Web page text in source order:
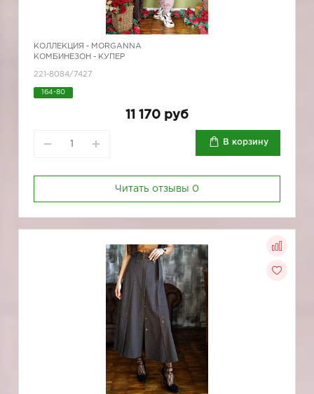
КОЛЛЕКЦИЯ - MORGANNA
КОМБИНЕЗОН - КУПЕР
221-8084/7427
164-80
11 170 руб
В корзину
Читать отзывы 0